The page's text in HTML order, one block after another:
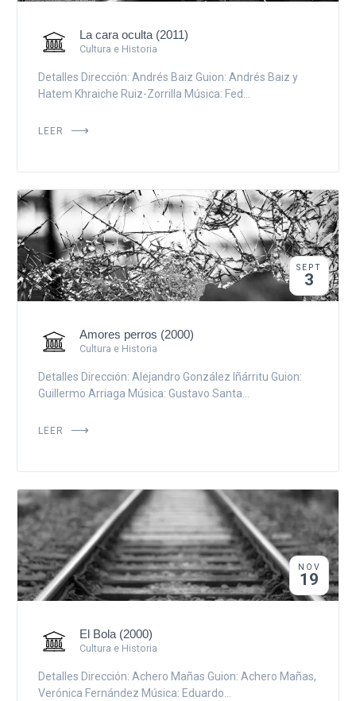
La cara oculta (2011)
Cultura e Historia
Detalles Dirección: Andrés Baiz Guion: Andrés Baiz y
Hatem Khraiche Ruiz-Zorrilla Música: Fed...
LEER
SEPT
3
Amores perros (2000)
Cultura e Historia
Detalles Dirección: Alejandro González Iñárritu Guion:
Guillermo Arriaga Música: Gustavo Santa...
LEER
NOV
19
El Bola (2000)
Cultura e Historia
Detalles Dirección: Achero Mañas Guion: Achero Mañas,
Verónica Fernández Música: Eduardo...